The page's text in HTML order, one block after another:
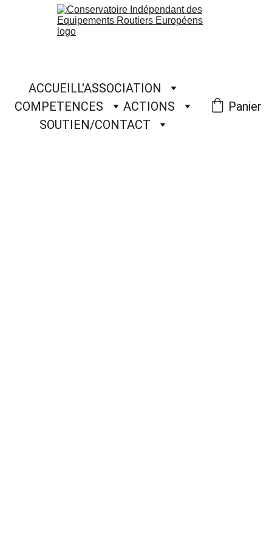
ACCUEILL'ASSOCIATION
COMPETENCES
ACTIONS
SOUTIEN/CONTACT
Panier